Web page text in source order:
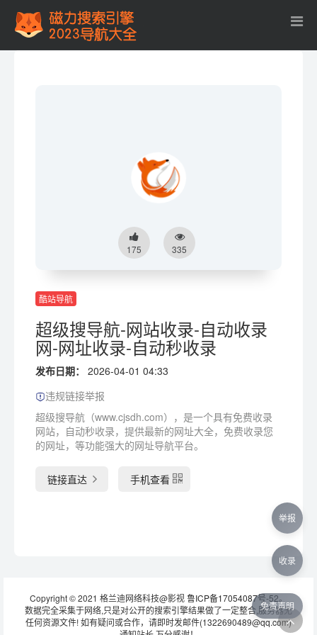
175 335
酷站导航
超级搜导航-网站收录-自动收录
网-网址收录-自动秒收录
发布日期：
2026-04-01 04:33
违规链接举报
超级搜导航（www.cjsdh.com），是一个具有免费收录
网站，自动秒收录，提供最新的网址大全，免费收录您
的网址，等功能强大的网址导航平台。
链接直达 手机查看
Copyright © 2021 格兰迪网络科技@影视鲁ICP备17054087号-52。
数据完全采集于网络,只是对公开的搜索引擎结果做了一定整合,服务器无
任何资源文件! 如有疑问或合作，请即时发邮件(1322690489@qq.com)
免责声明
举报
收录